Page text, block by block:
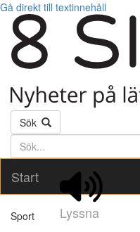
Gå direkt till textinnehåll
Sök
Söktext
Start
Lyssna
Sport